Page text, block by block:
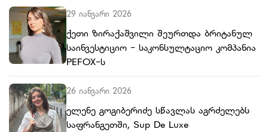
29 იანვარი 2026
ქეთი ზირაქაშვილი შეურთდა ბრიტანულ
საინვესტიციო - საკონსულტაციო კომპანია
PEFOX-ს
26 იანვარი 2026
ელენე გოგიბერიძე სწავლას აგრძელებს
საფრანგეთში, Sup De Luxe